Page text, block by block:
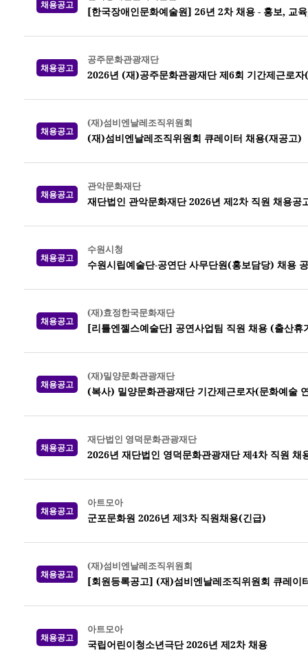
채용공고
[한국장애인문화예술원] 26년 2차 채용 - 홍보, 교
채용공고
공주문화관광재단
2026년 (재)공주문화관광재단 제6회 기간제근로
채용공고
(재)섬비엔날레조직위원회
(재)섬비엔날레조직위원회 큐레이터 채용(재공고)
채용공고
관악문화재단
재단법인 관악문화재단 2026년 제2차 직원 채용공
채용공고
수원시청
수원시립예술단-공연단 사무단원(홍보담당) 채용
채용공고
(재)효정한국문화재단
[리틀엔젤스예술단] 공연사업팀 직원 채용 (출산휴
채용공고
(재)밀양문화관광재단
(복사) 밀양문화관광재단 기간제근로자(문화예술
채용공고
재단법인 영덕문화관광재단
2026년 재단법인 영덕문화관광재단 제4차 직원 채
채용공고
아트모아
군포문화원 2026년 제3차 직원채용(긴급)
채용공고
(재)섬비엔날레조직위원회
[회원등록공고] (재)섬비엔날레조직위원회 큐레이
채용공고
아트모아
국립어린이청소년극단 2026년 제2차 채용